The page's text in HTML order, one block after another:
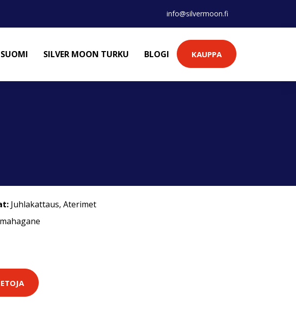
info@silvermoon.fi
SILVER MOON TURKU BLOGI KAUPPA
Juhlakattaus, Aterimet